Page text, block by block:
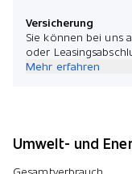
Versicherung
Sie können bei uns
oder
Mehr erfahren
Umwelt- und